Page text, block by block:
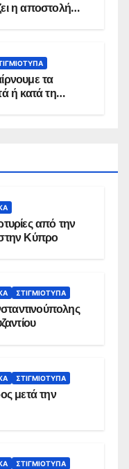
η αποστολή
τα
ή κατά τη
από την
Κύπρο
ΣΤΙΓΜΙΌΤΥΠΑ
ΣΤΙΓΜΙΌΤΥΠΑ
μετά την
ΣΤΙΓΜΙΌΤΥΠΑ